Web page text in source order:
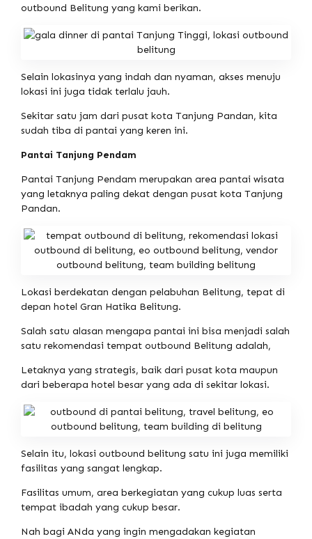
outbound Belitung yang kami berikan.
Selain lokasinya yang indah dan nyaman, akses menuju
lokasi ini juga tidak terlalu jauh.
Sekitar satu jam dari pusat kota Tanjung Pandan, kita
sudah tiba di pantai yang keren ini.
Pantai Tanjung Pendam
Pantai Tanjung Pendam merupakan area pantai wisata
yang letaknya paling dekat dengan pusat kota Tanjung
Pandan.
Lokasi berdekatan dengan pelabuhan Belitung, tepat di
depan hotel Gran Hatika Belitung.
Salah satu alasan mengapa pantai ini bisa menjadi salah
satu rekomendasi tempat outbound Belitung adalah,
Letaknya yang strategis, baik dari pusat kota maupun
dari beberapa hotel besar yang ada di sekitar lokasi.
Selain itu, lokasi outbound belitung satu ini juga memiliki
fasilitas yang sangat lengkap.
Fasilitas umum, area berkegiatan yang cukup luas serta
tempat ibadah yang cukup besar.
Nah bagi ANda yang ingin mengadakan kegiatan